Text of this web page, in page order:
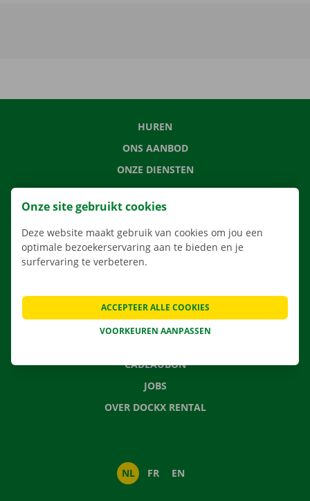
HUREN
ONS AANBOD
ONZE DIENSTEN
LOCATIES
APP
VERHUISOPLOSSINGEN
CONTACTEER ONS
VEELGESTELDE VRAGEN
CADEAUBON
JOBS
OVER DOCKX RENTAL
NL FR EN
Onze site gebruikt cookies
Deze website maakt gebruik van cookies om jou een
optimale bezoekerservaring aan te bieden en je
surfervaring te verbeteren.
VOORKEUREN AANPASSEN
ACCEPTEER ALLE COOKIES